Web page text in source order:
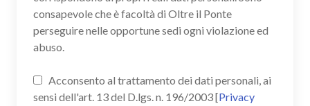
consapevole che è facoltà di Oltre il Ponte
perseguire nelle opportune sedi ogni violazione ed
abuso.
Acconsento al trattamento dei dati personali, ai
sensi dell'art. 13 del D.lgs. n. 196/2003 [Privacy